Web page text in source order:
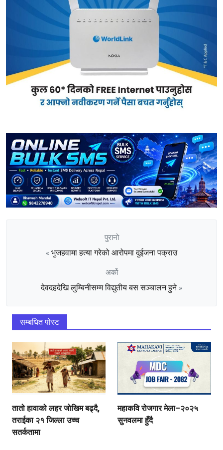
पुरानो
« भुजहवामा‌ हत्या गरेको आरोपमा दुईजना पक्राउ
अर्को
देवदहदेखि लुम्बिनीसम्म विद्युतीय बस सञ्चालन हुने»
सम्बधित पोस्ट
तातो हावाको लहर जोखिम बढ्दै,
तराईका २१ जिल्ला उच्च
सतर्कतामा
महाकवि रोजगार मेला–२०२५
सुनवलमा हुँदै